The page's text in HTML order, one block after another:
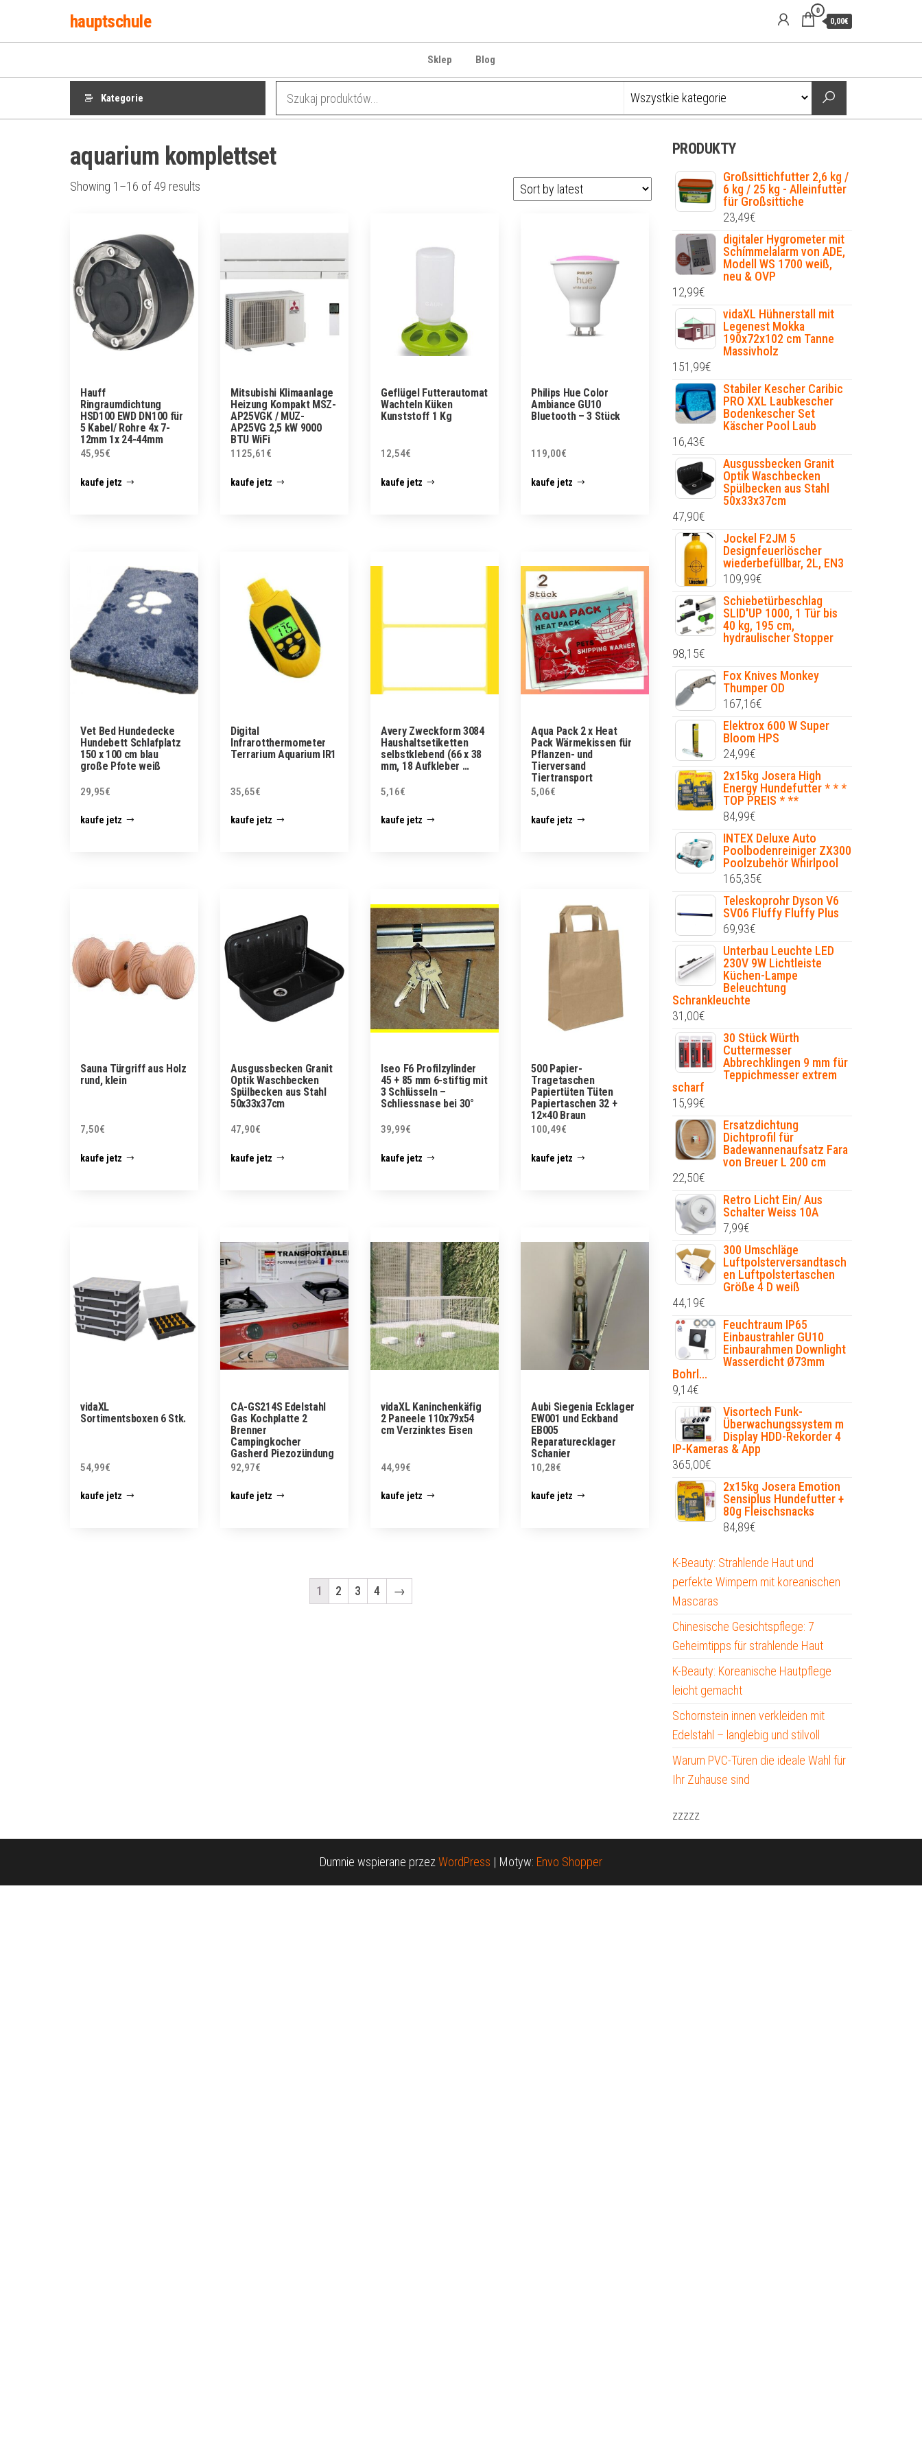
treści
hauptschule
0
0,00€
Sklep Blog
Kategorie
aquarium komplettset
Showing 1–16 of 49 results
Hauff
Ringraumdichtung
HSD100 EWD DN100 für
5 Kabel/ Rohre 4x 7-
12mm 1x 24-44mm
45,95€
kaufe jetz
Mitsubishi Klimaanlage
Heizung Kompakt MSZ-
AP25VGK / MUZ-
AP25VG 2,5 kW 9000
BTU WiFi
1125,61 €
kaufe jetz
Geflügel Futterautomat
Wachteln Küken
Kunststoff 1 Kg
12,54€
kaufe jetz
Philips Hue Color
Ambiance GU10
Bluetooth – 3 Stück
119,00€
kaufe jetz
Vet Bed Hundedecke
Hundebett Schlafplatz
150 x 100 cm blau
große Pfote weiß
29,95€
kaufe jetz
Digital
Infrarotthermometer
Terrarium Aquarium IR1
35,65€
kaufe jetz
Avery Zweckform 3084
Haushaltsetiketten
selbstklebend (66 x 38
mm, 18 Aufkleber …
5,16€
kaufe jetz
Aqua Pack 2 x Heat
Pack Wärmekissen für
Pflanzen- und
Tierversand
Tiertransport
5,06€
kaufe jetz
Sauna Türgriff aus Holz
rund, klein
7,50€
kaufe jetz
Ausgussbecken Granit
Optik Waschbecken
Spülbecken aus Stahl
50x33x37cm
47,90€
kaufe jetz
Iseo F6 Profilzylinder
45 + 85 mm 6-stiftig mit
3 Schlüsseln –
Schliessnase bei 30°
39,99€
kaufe jetz
500 Papier-
Tragetaschen
Papiertüten Tüten
Papiertaschen 32 +
12×40 Braun
100,49€
kaufe jetz
vidaXL
Sortimentsboxen 6 Stk.
54,99€
kaufe jetz
CA-GS214S Edelstahl
Gas Kochplatte 2
Brenner
Campingkocher
Gasherd Piezozündung
92,97€
kaufe jetz
vidaXL Kaninchenkäfig
2 Paneele 110x79x54
cm Verzinktes Eisen
44,99€
kaufe jetz
Aubi Siegenia Ecklager
EW001 und Eckband
EB005
Reparaturecklager
Schanier
10,28€
kaufe jetz
1 2 3 4 →
PRODUKTY
Großsittichfutter 2,6 kg /
6 kg / 25 kg - Alleinfutter
für Großsittiche
23,49€
digitaler Hygrometer mit
Schímmelalarm von ADE,
Modell WS 1700 weiß,
neu & OVP
12,99€
vidaXL Hühnerstall mit
Legenest Mokka
190x72x102 cm Tanne
Massivholz
151,99€
Stabiler Kescher Caribic
PRO XXL Laubkescher
Bodenkescher Set
Käscher Pool Laub
16,43€
Ausgussbecken Granit
Optik Waschbecken
Spülbecken aus Stahl
50x33x37cm
47,90€
Jockel F2JM 5
Designfeuerlöscher
wiederbefüllbar, 2L, EN3
109,99€
Schiebetürbeschlag
SLID'UP 1000, 1 Tür bis
40 kg, 195 cm,
hydraulischer Stopper
98,15€
Fox Knives Monkey
Thumper OD
167,16€
Elektrox 600 W Super
Bloom HPS
24,99€
2x15kg Josera High
Energy Hundefutter * * *
TOP PREIS * **
84,99€
INTEX Deluxe Auto
Poolbodenreiniger ZX300
Poolzubehör Whirlpool
165,35€
Teleskoprohr Dyson V6
SV06 Fluffy Fluffy Plus
69,93€
Unterbau Leuchte LED
230V 9W Lichtleiste
Küchen-Lampe
Beleuchtung
Schrankleuchte
31,00€
30 Stück Würth
Cuttermesser
Abbrechklingen 9 mm für
Teppichmesser extrem
scharf
15,99€
Ersatzdichtung
Dichtprofil für
Badewannenaufsatz Fara
von Breuer L 200 cm
22,50€
Retro Licht Ein/ Aus
Schalter Weiss 10A
7,99€
300 Umschläge
Luftpolsterversandtasch
en Luftpolstertaschen
Größe 4 D weiß
44,19€
Feuchtraum IP65
Einbaustrahler GU10
Einbaurahmen Downlight
Wasserdicht Ø73mm
Bohrl...
9,14€
Visortech Funk-
Überwachungssystem m
Display HDD-Rekorder 4
IP-Kameras & App
365,00€
2x15kg Josera Emotion
Sensiplus Hundefutter +
80g Fleischsnacks
84,89€
K-Beauty: Strahlende Haut und
perfekte Wimpern mit koreanischen
Mascaras
Chinesische Gesichtspflege: 7
Geheimtipps für strahlende Haut
K-Beauty: Koreanische Hautpflege
leicht gemacht
Schornstein innen verkleiden mit
Edelstahl – langlebig und stilvoll
Warum PVC-Türen die ideale Wahl für
Ihr Zuhause sind
zzzzz
Dumnie wspierane przez WordPress | Motyw: Envo Shopper